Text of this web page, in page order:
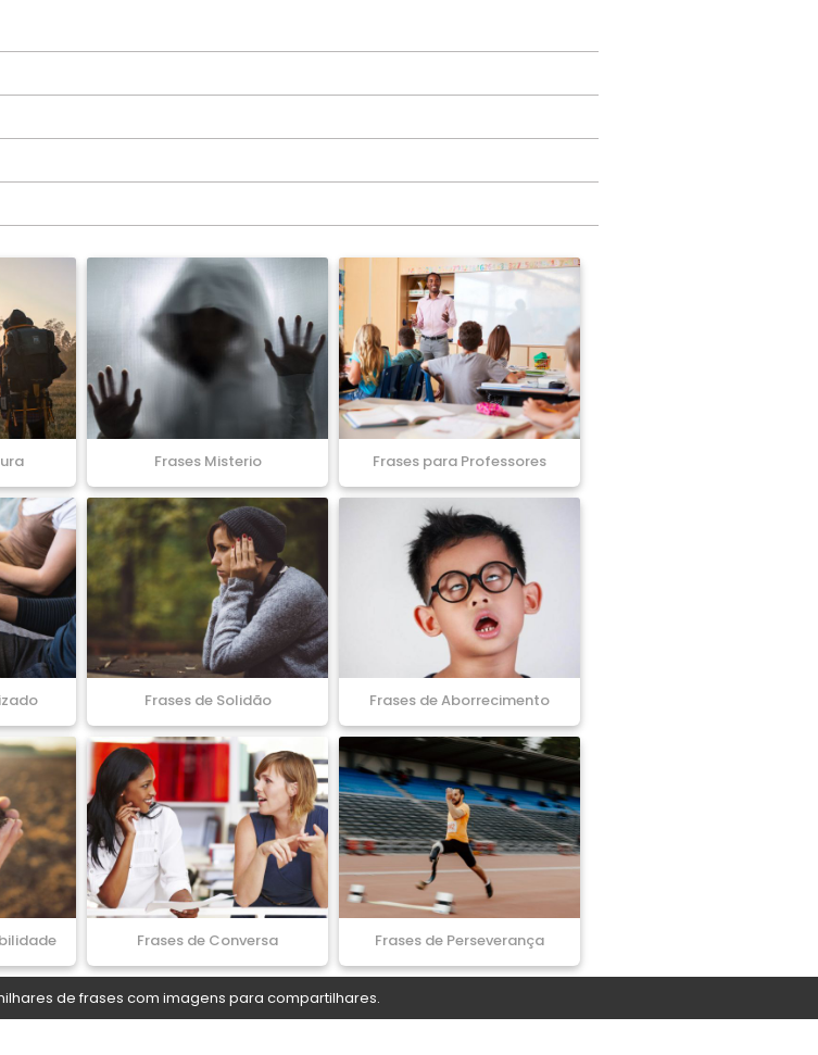
Frases Misterio Frases para Professores
Frases de Solidão Frases de Aborrecimento
Frases de Conversa Frases de Perseverança
de frases com imagens para compartilhares.